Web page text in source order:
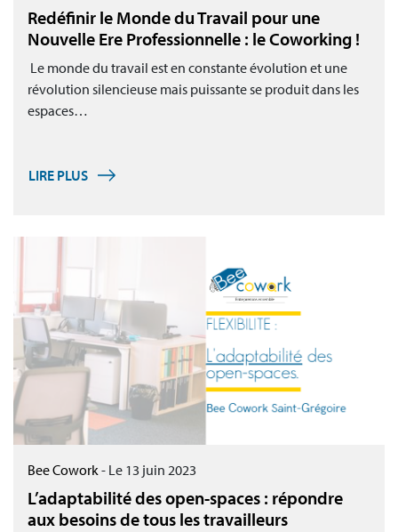
Redéfinir le Monde du Travail pour une
Nouvelle Ere Professionnelle : le Coworking !
Le monde du travail est en constante évolution et une
révolution silencieuse mais puissante se produit dans les
espaces…
LIRE PLUS
Bee Cowork - Le 13 juin 2023
L’adaptabilité des open-spaces : répondre
aux besoins de tous les travailleurs